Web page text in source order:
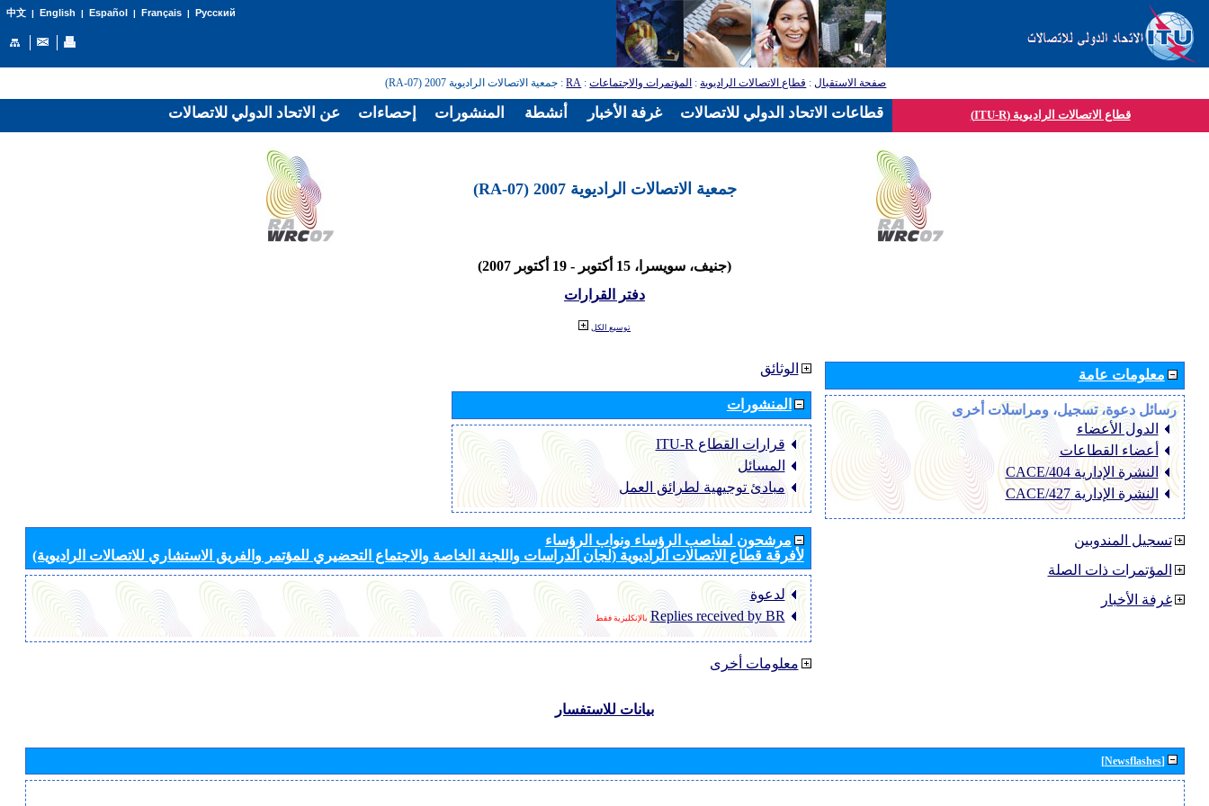
中文| English | Español | Français| Русский
صفحة الاستقبال: قطاع الاتصالات الراديوية: المؤتمرات والاجتماعات:
RA: جمعية الاتصالات الراديوية 2007 (RA-07)
قطاع الاتصالات الراديوية (ITU-R)
جمعية الاتصالات الراديوية 2007 (RA-07)
(جنيف، سويسرا، 15 أكتوبر - 19 أكتوبر 2007)
دفتر القرارات
توسيع الكل
الوثائق
المنشورات
قرارات القطاع ‏ITU-R
المسائل
مبادئ توجيهية لطرائق العمل
مرشحون لمناصب الرؤساء ونواب الرؤساء
لأفرقة قطاع الاتصالات الراديوية (لجان الدراسات واللجنة الخاصة والاجتماع التحضيري للمؤتمر والفريق الاستشاري للاتصالات الراديوية)
لدعوة
Replies received by BR بالإنكليزية فقط
معلومات أخرى
معلومات عامة
رسائل دعوة، تسجيل، ومراسلات أخرى
الدول الأعضاء
أعضاء القطاعات
النشرة الإدارية CACE/404
النشرة الإدارية CACE/427
تسجيل المندوبين
المؤتمرات ذات الصلة
غرفة الأخبار
بيانات للاستفسار
[Newsflashes]
عن الاتحاد الدولي للاتصالات إحصاءات المنشورات أنشطة غرفة الأخبار قطاعات الاتحاد الدولي للاتصالات